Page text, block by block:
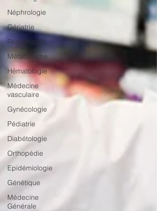
Néphrologie
Gériatrie
Réanimation
Métabolisme
Hématologie
Médecine
vasculaire
Gynécologie
Pédiatrie
Diabétologie
Orthopédie
Epidémiologie
Génétique
Médecine
Générale